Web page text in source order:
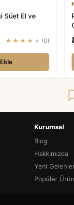
Süet El ve
★★★★★ (0)
Kurumsal
Blog
Hakkımızda
Yeni
Popüler